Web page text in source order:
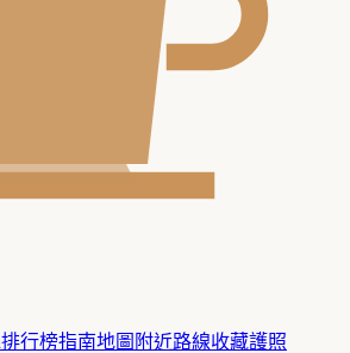
排行榜指南地圖 附近路線收藏護照